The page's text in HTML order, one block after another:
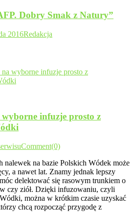
Dobry Smak z Natury”
2016Redakcja
infuzje prosto z
Comment(0)
nalewek na bazie Polskich Wódek może
a nawet lat. Znamy jednak lepszy
delektować się rasowym trunkiem o
czy ziół. Dzięki infuzowaniu, czyli
można w krótkim czasie uzyskać
chcą rozpocząć przygodę z